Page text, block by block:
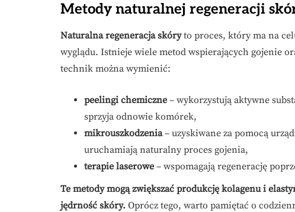
Metody naturalnej regeneracji
Naturalna regeneracja skóryto proces, który ma na
wyglądu. Istnieje wiele metod wspierających gojenie
technik można wymienić:
peelingi chemiczne – wykorzystują aktywne
sprzyja odnowie komórek,
mikrouszkodzenia– uzyskiwane za pomocą
uruchamiają naturalny proces gojenia,
terapie laserowe – wspomagają regenerację
Te metody mogą zwiększać produkcję kolagenu i
jędrność skóry. Oprócz tego, warto pamiętać o